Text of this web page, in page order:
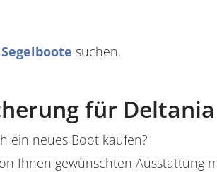
suchen.
für
ein neues Boot kaufen?
Ihnen gewünschten Ausstattung